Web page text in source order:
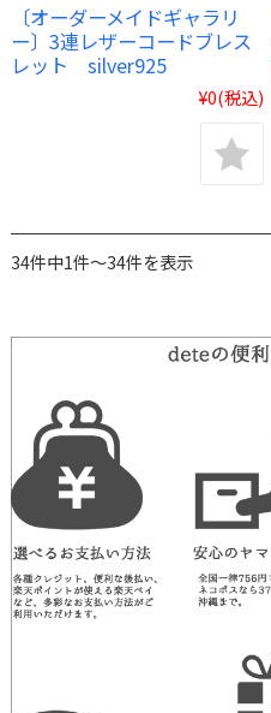
〔オーダーメイドギャラリ
ー〕3連レザーコードブレス
レット silver925
¥0(税込)
34件中1件～34件を表示